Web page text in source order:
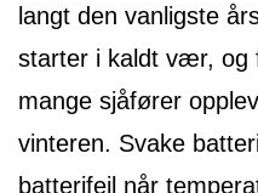
langt den vanligste
starter i kaldt vær, og
mange sjåfører
vinteren. Svake
batterifeil når